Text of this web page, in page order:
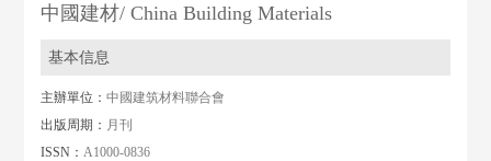
中國建材/ China Building Materials
基本信息
主辦單位：中國建筑材料聯合會
出版周期： 月刊
ISSN：A1000-0836